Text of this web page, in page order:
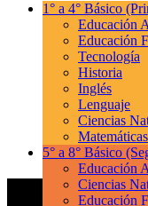
1° a 4° Básico
Educación
Educación
Tecnología
Historia
Inglés
Lenguaje
Ciencias
Matemáticas
5° a 8° Básico
Educación
Ciencias
Educación